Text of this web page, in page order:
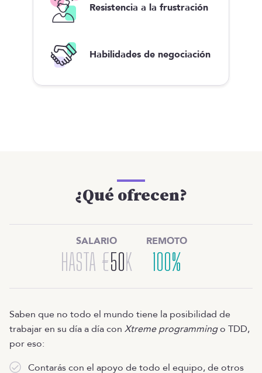
Resistencia a la frustración
Habilidades de negociación
¿Qué ofrecen?
SALARIO
HASTA €50K
REMOTO
100%
Saben que no todo el mundo tiene la posibilidad de
trabajar en su día a día con Xtreme programmingo TDD,
por eso:
Contarás con el apoyo de todo el equipo, de otros